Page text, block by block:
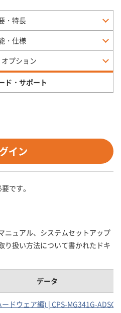
・特長
・仕様
プション
ド・サポート
イン
です。
ニュアル、システムセットアップ
り扱い方法について書かれたドキ
データ
ドウェア編) | CPS-MG341G-